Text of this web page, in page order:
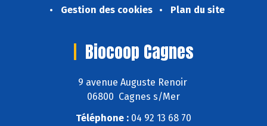
Gestion des cookies
Plan du site
Biocoop Cagnes
9 avenue Auguste Renoir
06800 Cagnes s/Mer
Téléphone : 04 92 13 68 70